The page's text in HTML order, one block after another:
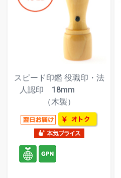
スピード印鑑 役職印・法
人認印 18mm
（木製）